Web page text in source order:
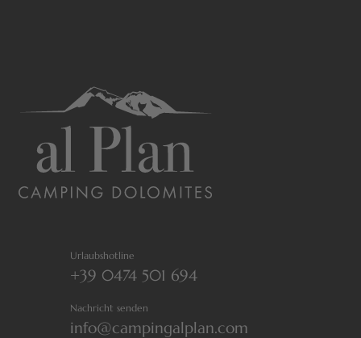
Urlaubshotline
+39 0474 501 694
Nachricht senden
info@campingalplan.com